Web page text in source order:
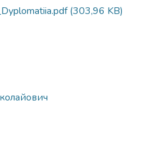
(303,96 KB)